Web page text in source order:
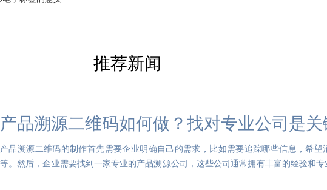
推荐新闻
产品溯源二维码如何做？找对专业公司是关
产品溯源二维码的制作首先需要企业明确自己的需求，比如需要追踪哪些信息，希望
等。然后，企业需要找到一家专业的产品溯源公司，这些公司通常拥有丰富的经验和专